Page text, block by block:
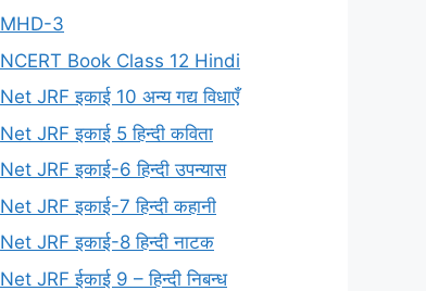
MHD-3
NCERT Book Class 12 Hindi
Net JRF इकाई 10 अन्य गद्य विधाएँ
Net JRF इकाई 5 हिन्दी कविता
Net JRF इकाई-6 हिन्दी उपन्यास
Net JRF इकाई-7 हिन्दी कहानी
Net JRF इकाई-8 हिन्दी नाटक
Net JRF ईकाई 9 – हिन्दी निबन्ध